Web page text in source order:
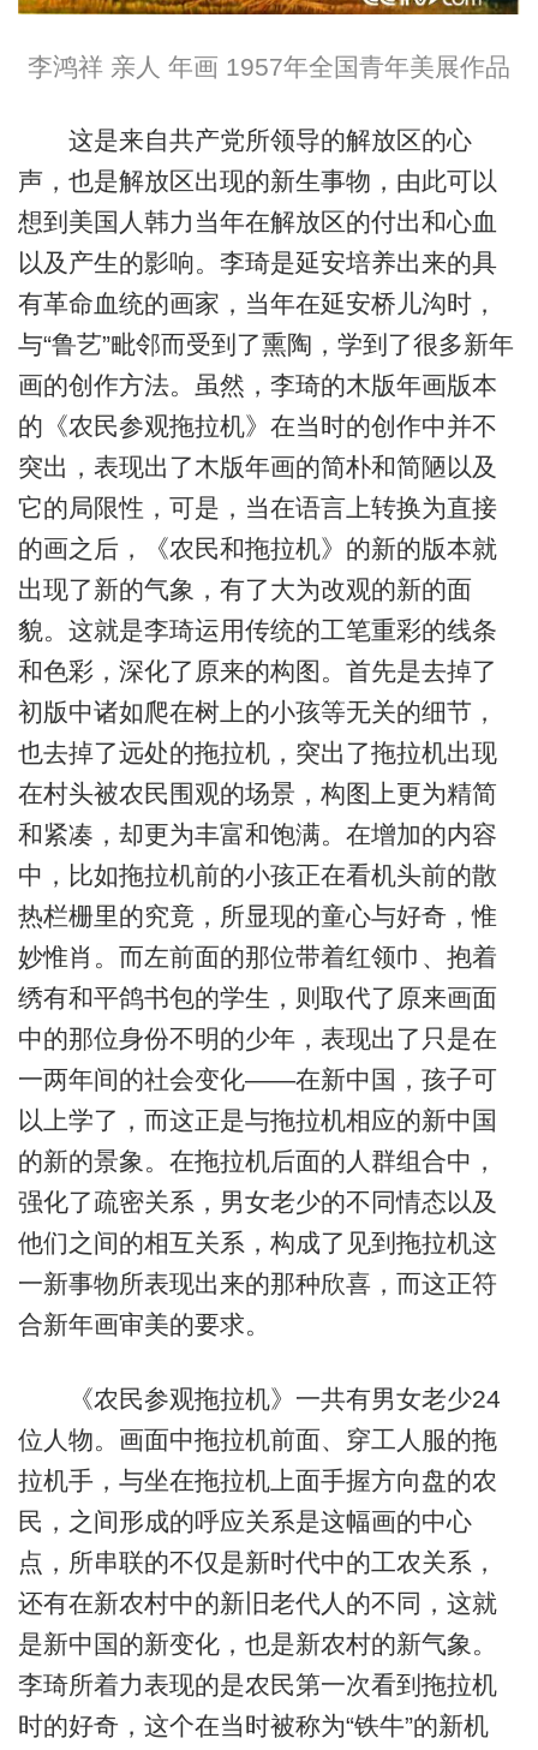
李鸿祥 亲人 年画 1957年全国青年美展作品
这是来自共产党所领导的解放区的心
声，也是解放区出现的新生事物，由此可以
想到美国人韩力当年在解放区的付出和心血
以及产生的影响。李琦是延安培养出来的具
有革命血统的画家，当年在延安桥儿沟时，
与“鲁艺”毗邻而受到了熏陶，学到了很多新年
画的创作方法。虽然，李琦的木版年画版本
的《农民参观拖拉机》在当时的创作中并不
突出，表现出了木版年画的简朴和简陋以及
它的局限性，可是，当在语言上转换为直接
的画之后，《农民和拖拉机》的新的版本就
出现了新的气象，有了大为改观的新的面
貌。这就是李琦运用传统的工笔重彩的线条
和色彩，深化了原来的构图。首先是去掉了
初版中诸如爬在树上的小孩等无关的细节，
也去掉了远处的拖拉机，突出了拖拉机出现
在村头被农民围观的场景，构图上更为精简
和紧凑，却更为丰富和饱满。在增加的内容
中，比如拖拉机前的小孩正在看机头前的散
热栏栅里的究竟，所显现的童心与好奇，惟
妙惟肖。而左前面的那位带着红领巾、抱着
绣有和平鸽书包的学生，则取代了原来画面
中的那位身份不明的少年，表现出了只是在
一两年间的社会变化——在新中国，孩子可
以上学了，而这正是与拖拉机相应的新中国
的新的景象。在拖拉机后面的人群组合中，
强化了疏密关系，男女老少的不同情态以及
他们之间的相互关系，构成了见到拖拉机这
一新事物所表现出来的那种欣喜，而这正符
合新年画审美的要求。
《农民参观拖拉机》一共有男女老少24
位人物。画面中拖拉机前面、穿工人服的拖
拉机手，与坐在拖拉机上面手握方向盘的农
民，之间形成的呼应关系是这幅画的中心
点，所串联的不仅是新时代中的工农关系，
还有在新农村中的新旧老代人的不同，这就
是新中国的新变化，也是新农村的新气象。
李琦所着力表现的是农民第一次看到拖拉机
时的好奇，这个在当时被称为“铁牛”的新机